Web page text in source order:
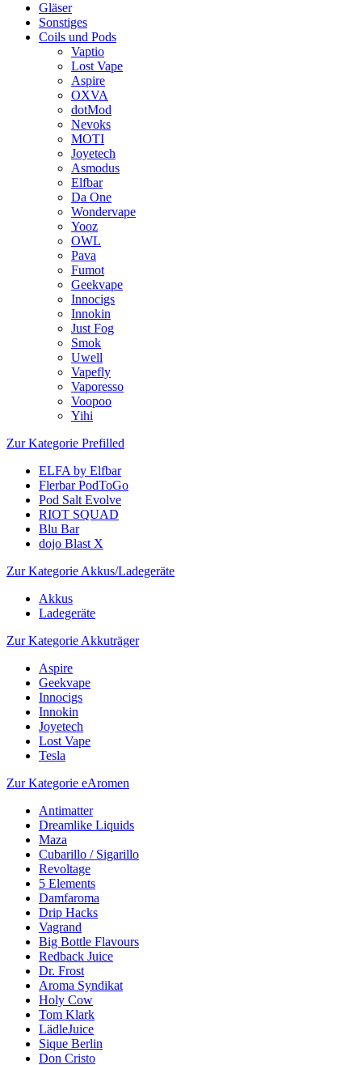
Gläser
Sonstiges
Coils und Pods
Vaptio
Lost Vape
Aspire
OXVA
dotMod
Nevoks
MOTI
Joyetech
Asmodus
Elfbar
Da One
Wondervape
Yooz
OWL
Pava
Fumot
Geekvape
Innocigs
Innokin
Just Fog
Smok
Uwell
Vapefly
Vaporesso
Voopoo
Yihi
Zur Kategorie Prefilled
ELFA by Elfbar
Flerbar PodToGo
Pod Salt Evolve
RIOT SQUAD
Blu Bar
dojo Blast X
Zur Kategorie Akkus/Ladegeräte
Akkus
Ladegeräte
Zur Kategorie Akkuträger
Aspire
Geekvape
Innocigs
Innokin
Joyetech
Lost Vape
Tesla
Zur Kategorie eAromen
Antimatter
Dreamlike Liquids
Maza
Cubarillo / Sigarillo
Revoltage
5 Elements
Damfaroma
Drip Hacks
Vagrand
Big Bottle Flavours
Redback Juice
Dr. Frost
Aroma Syndikat
Holy Cow
Tom Klark
LädleJuice
Sique Berlin
Don Cristo